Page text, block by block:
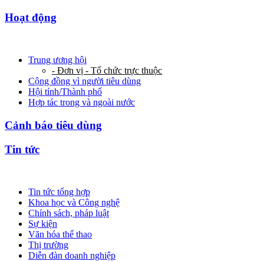
Hoạt động
Trung ương hội
- Đơn vị - Tổ chức trực thuộc
Cộng đồng vì người tiêu dùng
Hội tỉnh/Thành phố
Hợp tác trong và ngoài nước
Cảnh báo tiêu dùng
Tin tức
Tin tức tổng hợp
Khoa học và Công nghệ
Chính sách, pháp luật
Sự kiện
Văn hóa thể thao
Thị trường
Diễn đàn doanh nghiệp